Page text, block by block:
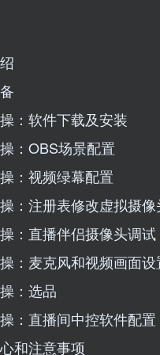
：软件下载及安装
：OBS场景配置
：视频绿幕配置
：注册表修改虚拟摄像
：直播伴侣摄像头调试
：麦克风和视频画面设
：选品
：直播间中控软件配置
和注意事项